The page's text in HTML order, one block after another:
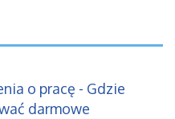
o pracę - Gdzie
darmowe